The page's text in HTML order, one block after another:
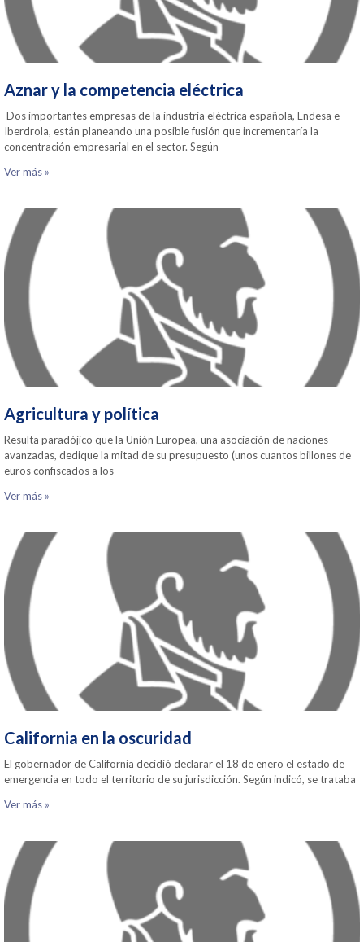
Aznar y la competencia eléctrica
Dos importantes empresas de la industria eléctrica española, Endesa e
Iberdrola, están planeando una posible fusión que incrementaría la
concentración empresarial en el sector. Según
Ver más »
Agricultura y política
Resulta paradójico que la Unión Europea, una asociación de naciones
avanzadas, dedique la mitad de su presupuesto (unos cuantos billones de
euros confiscados a los
Ver más »
California en la oscuridad
El gobernador de California decidió declarar el 18 de enero el estado de
emergencia en todo el territorio de su jurisdicción. Según indicó, se trataba
Ver más »